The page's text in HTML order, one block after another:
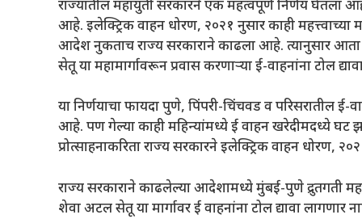
राज्यातील महायुती सरकारने एक महत्वपूर्ण निर्णय घेतला
आहे. इलेक्ट्रिक वाहन धोरण, २०२१ नुसार काही महत्त्वाच्या
आदेश नुकताच राज्य सरकाराने काढला आहे. त्यानुसार आता
सेतू या महामार्गावरून प्रवास करणाऱ्या ई-वाहनांना टोल
या निर्णयाचा फायदा पुणे, पिंपरी-चिंचवड व परिसरातील
आहे. पण गेल्या काही महिन्यांमध्ये ई वाहन खरेदीमदध्ये घट
प्रोत्साहनाकरिता राज्य सरकारने इलेक्ट्रिक वाहन धोरण,
राज्य सरकाराने काढलेल्या आदेशामध्ये मुंबई-पुणे द्रुतगती
शेवा अटल सेतू या मार्गावर ई वाहनांना टोल द्यावा लागणार